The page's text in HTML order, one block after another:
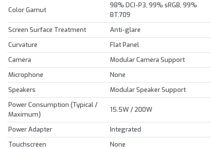
Color Gamut
98% DCI-P3, 99% sRGB, 99%
BT.709
Screen Surface Treatment
Anti-glare
Curvature
Flat Panel
Camera
Modular Camera Support
Microphone
None
Speakers
Modular Speaker Support
Power Consumption (Typical /
Maximum)
15.5W / 200W
Power Adapter
Integrated
Touchscreen
None